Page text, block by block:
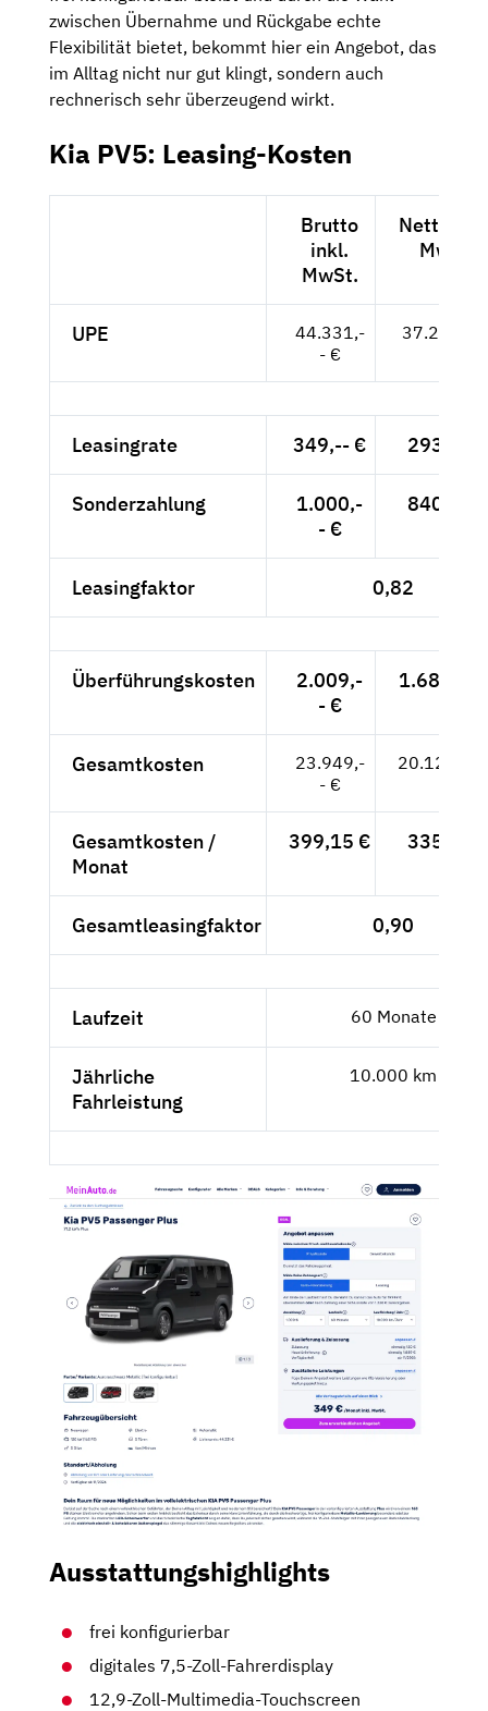
zwischen Übernahme und Rückgabe echte
Flexibilität bietet, bekommt hier ein Angebot, das
im Alltag nicht nur gut klingt, sondern auch
rechnerisch sehr überzeugend wirkt.
Kia PV5: Leasing-Kosten
Brutto
inkl.
MwSt.
Netto
MwSt.
UPE
44.331,-
- €
37.253,--
Leasingrate 349,-- € 293,28 €
Sonderzahlung
1.000,-
- €
840,34 €
Leasingfaktor 0,82
Überführungskosten
2.009,-
- €
1.688,24
Gesamtkosten
23.949,-
- €
20.125,21
Gesamtkosten /
Monat
399,15 € 335,42 €
Gesamtleasingfaktor 0,90
Laufzeit 60 Monate
Jährliche
Fahrleistung
10.000 km
Ausstattungshighlights
frei konfigurierbar
digitales 7,5-Zoll-Fahrerdisplay
12,9-Zoll-Multimedia-Touchscreen